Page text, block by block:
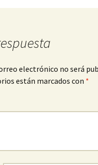
electrónico no será
están marcados con *